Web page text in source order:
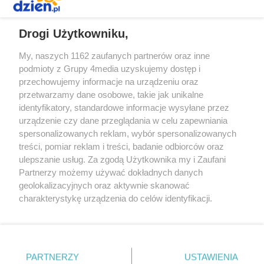
Redakcja Reklama Prywatność
Praca Łódź
the:protocol
Facebook.com
Youtube.com
Drogi Użytkowniku,
My, naszych 1162 zaufanych partnerów oraz inne
podmioty z Grupy 4media uzyskujemy dostęp i
przechowujemy informacje na urządzeniu oraz
przetwarzamy dane osobowe, takie jak unikalne
identyfikatory, standardowe informacje wysyłane przez
urządzenie czy dane przeglądania w celu zapewniania
spersonalizowanych reklam, wybór spersonalizowanych
treści, pomiar reklam i treści, badanie odbiorców oraz
ulepszanie usług. Za zgodą Użytkownika my i Zaufani
Partnerzy możemy używać dokładnych danych
geolokalizacyjnych oraz aktywnie skanować
charakterystykę urządzenia do celów identyfikacji.
zmienić/wycofać klikając przycisk ustawień prywatności
PARTNERZY USTAWIENIA